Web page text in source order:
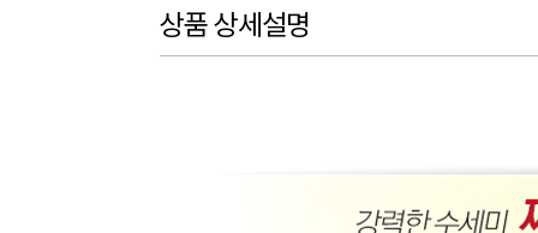
상품 상세설명